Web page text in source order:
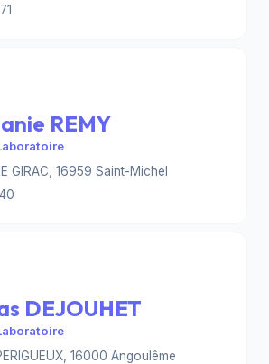
REMY
GIRAC, 16959 Saint-Michel
DEJOUHET
16000 Angoulême